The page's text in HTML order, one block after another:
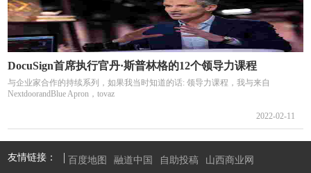
DocuSign首席执行官丹·斯普林格的12个领导力课程
与企业家合作的持续系列，如果我当时知道的话: 领导力课程，我与来自
NextdoorandBlue Apron，tovaz
2022-02-11
友情链接： 百度地图 融道中国 自助投稿 山西商业网